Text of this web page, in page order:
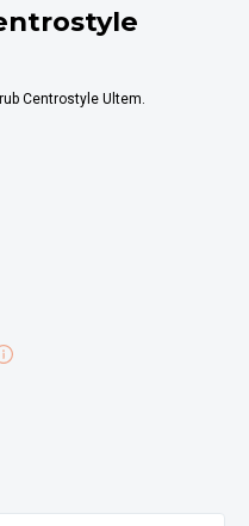
Centrostyle Ultem.